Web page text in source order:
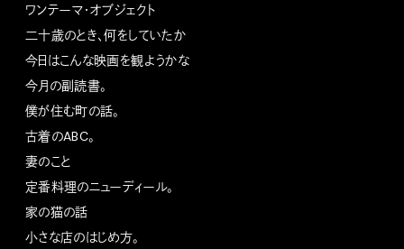
ワンテーマ・オブジェクト
二十歳のとき、何をしていたか
今日はこんな映画を観ようかな
今月の副読書。
僕が住む町の話。
古着のABC。
妻のこと
定番料理のニューディール。
家の猫の話
小さな店のはじめ方。